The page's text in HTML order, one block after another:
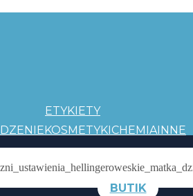
ETYKIETY
KOSMETYKICHEMIAINNE
BUTIK